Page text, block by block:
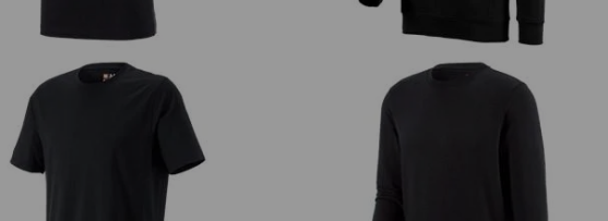
e.s. T-Shirt cotton, long fit e.s. Sweatshirt poly cotton